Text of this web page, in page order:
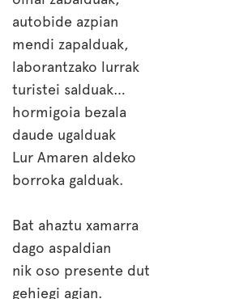
autobide azpian
mendi zapalduak,
laborantzako lurrak
turistei salduak…
hormigoia bezala
daude ugalduak
Lur Amaren aldeko
borroka galduak.
Bat ahaztu xamarra
dago aspaldian
nik oso presente dut
gehiegi agian.